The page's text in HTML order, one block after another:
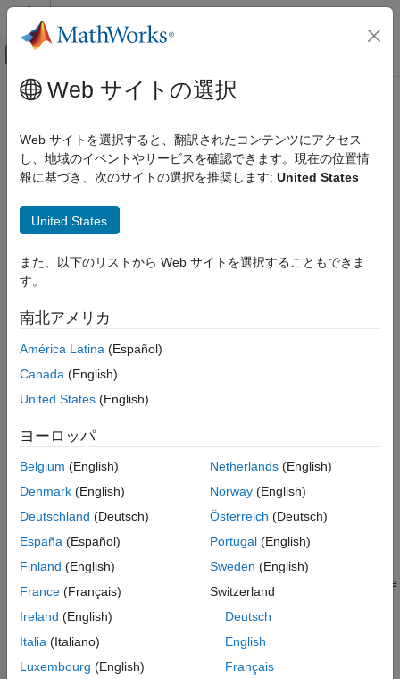
コンテンツへスキップ
オフキャンバス ナビゲーション メ
ドキュメンテーションのホーム
MATLAB Coder
MATLAB Coder Supported Hardware
Jetson and NVIDIA DRIVE Platforms
Modeling
Mode
Description
Settings
See Also
メインコンテンツ
Mode
Modbusmode of operation
Since R2022a
Description
Add-On Required:This feature requires theMATLAB Coder
Support Package for NVIDIA Jetson and NVIDIA DRIVE
The Mode parameter specifies the Modbus
for the Simulink
®model. This parameter also determines the
type of Modbus blocks the Simulink model can use.
Client(default) |Server
Client
Executes the model as a Modbus client. The model can use the
and
Server
Executes the model as a Modbus server. The model can use the
Modbus TCP/IP Server Read
blocks.
Programmatic Use
Web サイトの選択
Web サイトを選択すると、翻訳されたコンテンツにアクセス
し、地域のイベントやサービスを確認できます。現在の位置情
報に基づき、次のサイトの選択を推奨します: United States
United States
また、以下のリストから Web サイトを選択することもできま
す。
南北アメリカ
América Latina (Español)
Canada (English)
United States (English)
ヨーロッパ
Belgium (English)
Denmark (English)
Deutschland (Deutsch)
España (Español)
Finland (English)
France (Français)
Ireland (English)
Italia (Italiano)
Luxembourg (English)
Netherlands(English)
Norway(English)
Österreich (Deutsch)
Portugal(English)
Sweden (English)
Switzerland
Deutsch
English
Français